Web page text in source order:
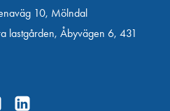
10, Mölndal
lastgården, Åbyvägen 6, 431